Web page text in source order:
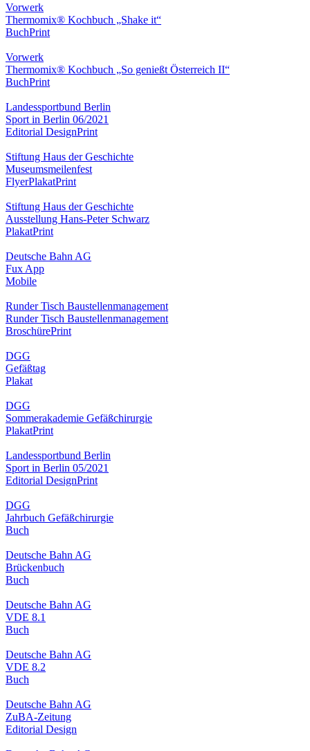
Vorwerk
Thermomix® Kochbuch „Shake it“
BuchPrint
Vorwerk
Thermomix® Kochbuch „So genießt Österreich II“
BuchPrint
Landessportbund Berlin
Sport in Berlin 06/2021
Editorial DesignPrint
Stiftung Haus der Geschichte
Museumsmeilenfest
FlyerPlakatPrint
Stiftung Haus der Geschichte
Ausstellung Hans-Peter Schwarz
PlakatPrint
Deutsche Bahn AG
Fux App
Mobile
Runder Tisch Baustellenmanagement
Runder Tisch Baustellenmanagement
BroschürePrint
DGG
Gefäßtag
Plakat
DGG
Sommerakademie Gefäßchirurgie
PlakatPrint
Landessportbund Berlin
Sport in Berlin 05/2021
Editorial DesignPrint
DGG
Jahrbuch Gefäßchirurgie
Buch
Deutsche Bahn AG
Brückenbuch
Buch
Deutsche Bahn AG
VDE 8.1
Buch
Deutsche Bahn AG
VDE 8.2
Buch
Deutsche Bahn AG
ZuBA-Zeitung
Editorial Design